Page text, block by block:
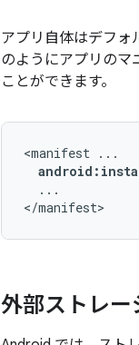
アプリ自体はデフォ
のようにアプリのマ
ことができます。
<manifest
...
</manifest>
外部ストレー